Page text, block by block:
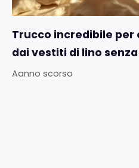
Trucco incredibile per
dai vestiti di lino
Aanno scorso